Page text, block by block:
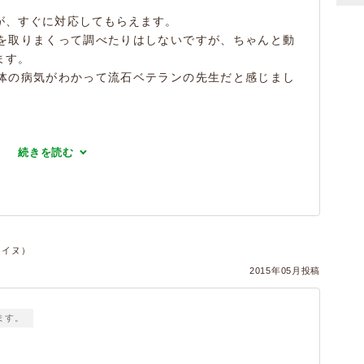
すぐに対応してもらえます。
取りまくって調べたりはしないですが、ちゃんと動
。
の病気がわかって流石ベテランの先生だと感じまし
続きを読む
ヌ）
2015年05月投稿
。